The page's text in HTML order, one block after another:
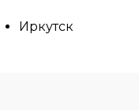
Иркутск